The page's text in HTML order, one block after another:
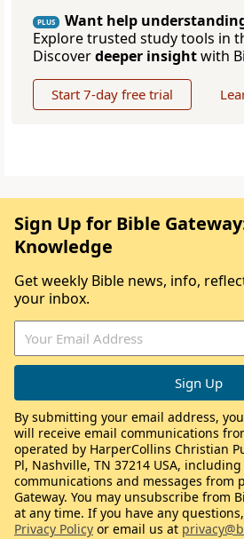
PLUS
Want help
Explore trusted study tools in
Discoverdeeper insightwith
Start 7-day free trial
Sign Up for Bible
Knowledge
Get weekly Bible news, info,
your inbox.
By submitting your email address,
will receive email communications
operated by HarperCollins Christian
Pl, Nashville, TN 37214 USA,
communications and messages from
Gateway. You may unsubscribe from
at any time. If you have any
Privacy Policy or email us at